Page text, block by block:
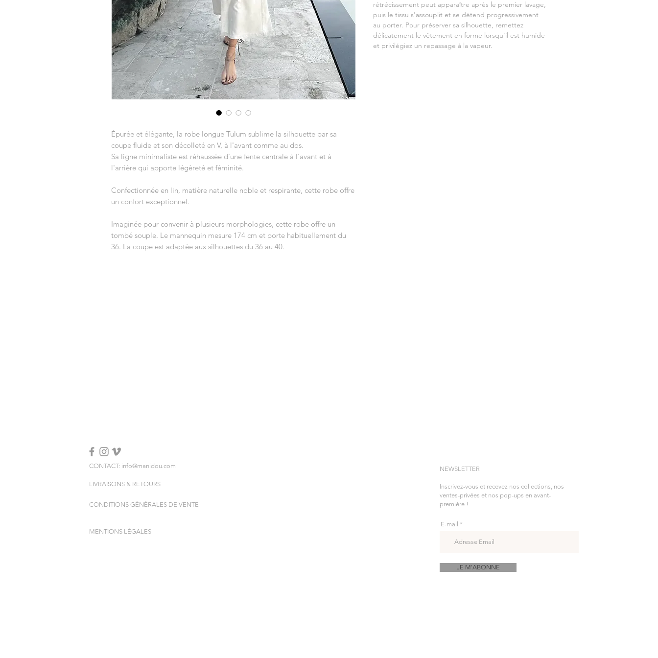
Épurée et élégante, la robe longue Tulum sublime la silhouette par sa
coupe fluide et son décolleté en V, à l'avant comme au dos.
Sa ligne minimaliste est réhaussée d'une fente centrale à l'avant et à
l'arrière qui apporte légèreté et féminité.
Confectionnée en lin, matière naturelle noble et respirante, cette robe offre
un confort exceptionnel.
Imaginée pour convenir à plusieurs morphologies, cette robe offre un
tombé souple. Le mannequin mesure 174 cm et porte habituellement du
36. La coupe est adaptée aux silhouettes du 36 au 40.
rétrécissement peut apparaître après le premier lavage,
puis le tissu s'assouplit et se détend progressivement
au porter. Pour préserver sa silhouette, remettez
délicatement le vêtement en forme lorsqu'il est humide
et privilégiez un repassage à la vapeur.
CONTACT: info@manidou.com
LIVRAISONS & RETOURS
CONDITIONS GÉNÉRALES DE VENTE
MENTIONS LÉGALES
NEWSLETTER
Inscrivez-vous et recevez nos collections, nos
ventes-privées et nos pop-ups en avant-
première !
E-mail
JE M'ABONNE